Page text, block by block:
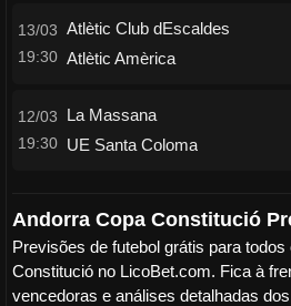
13/03
19:30
Atlètic Club dEscaldes
Atlètic Amèrica
12/03
19:30
La Massana
UE Santa Coloma
Andorra Copa Constitució
Previsões de futebol grátis para
Constitució no LicoBet.com. Fica à
vencedoras e análises detalhadas